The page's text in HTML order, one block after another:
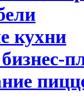
кухни